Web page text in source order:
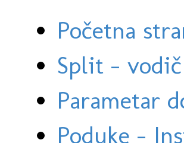
Početna
Split -
Parametar
Poduke -